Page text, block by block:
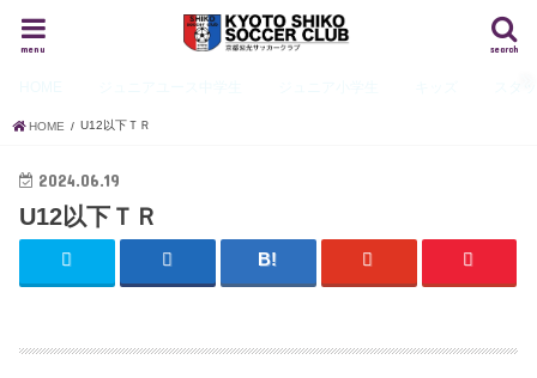
search
menu
HOME U12以下ＴＲ
2024.06.19
U12以下ＴＲ